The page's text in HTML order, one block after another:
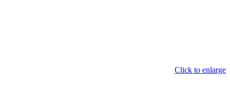
Click to enlarge